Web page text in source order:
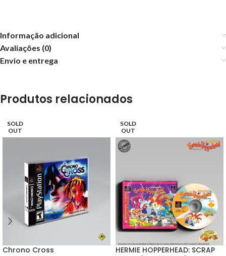
Informação adicional
Avaliações (0)
Envio e entrega
Produtos relacionados
SOLD
OUT
Chrono Cross
SOLD
OUT
HERMIE HOPPERHEAD: SCRAP